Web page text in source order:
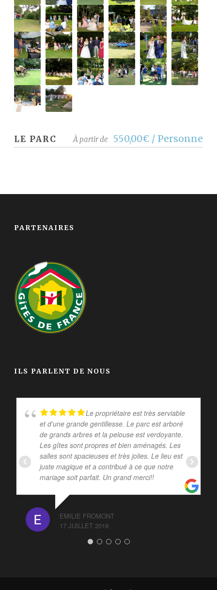
LE PARC À partir de 550,00€ / Personne
PARTENAIRES
ILS PARLENT DE NOUS
Le propriétaire est très serviable
et d'une grande gentillesse. Le parc est arboré
de grands arbres et la pelouse est verdoyante.
Les gîtes sont propres et bien aménagés. Les
salles sont spacieuses et très jolies. Le lieu est
juste magique et a contribué à ce que notre
mariage soit parfait. Un grand merci!!
EMILIE FROMONT
17 JUILLET 2019